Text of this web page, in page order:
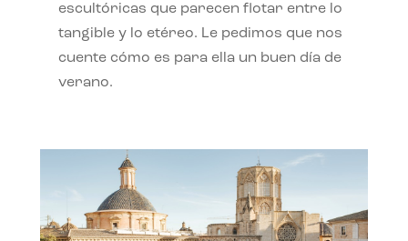
escultóricas que parecen flotar entre lo
tangible y lo etéreo. Le pedimos que nos
cuente cómo es para ella un buen día de
verano.